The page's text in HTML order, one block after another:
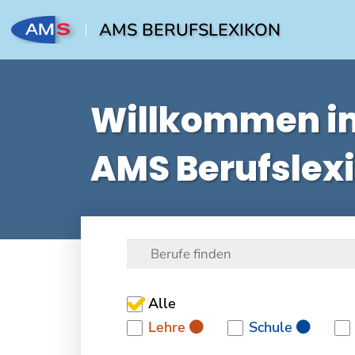
AMS BERUFSLEXIKON
Willkommen
AMS
Alle
Lehre
Schule